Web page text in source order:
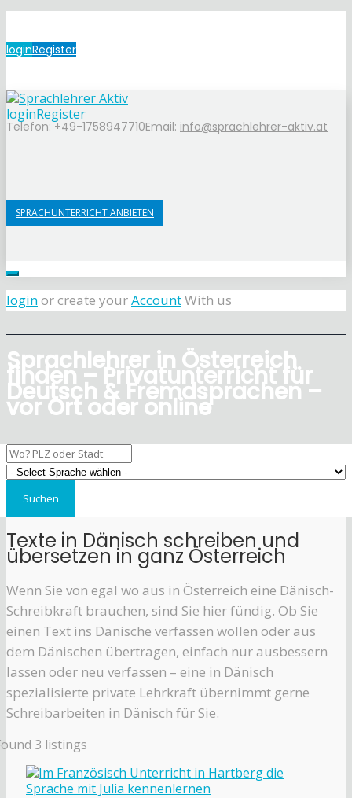
loginRegister
Telefon: +49-1758947710Email: info@sprachlehrer-aktiv.at
loginRegister
SPRACHUNTERRICHT ANBIETEN
loginor create yourAccountWith us
Sprachlehrer in Österreich
finden – Privatunterricht für
Deutsch & Fremdsprachen –
vor Ort oder online
Texte in Dänisch schreiben und
übersetzen in ganz Österreich
Wenn Sie von egal wo aus in Österreich eine Dänisch-
Schreibkraft brauchen, sind Sie hier fündig. Ob Sie
einen Text ins Dänische verfassen wollen oder aus
dem Dänischen übertragen, einfach nur ausbessern
lassen oder neu verfassen – eine in Dänisch
spezialisierte private Lehrkraft übernimmt gerne
Schreibarbeiten in Dänisch für Sie.
3 listings